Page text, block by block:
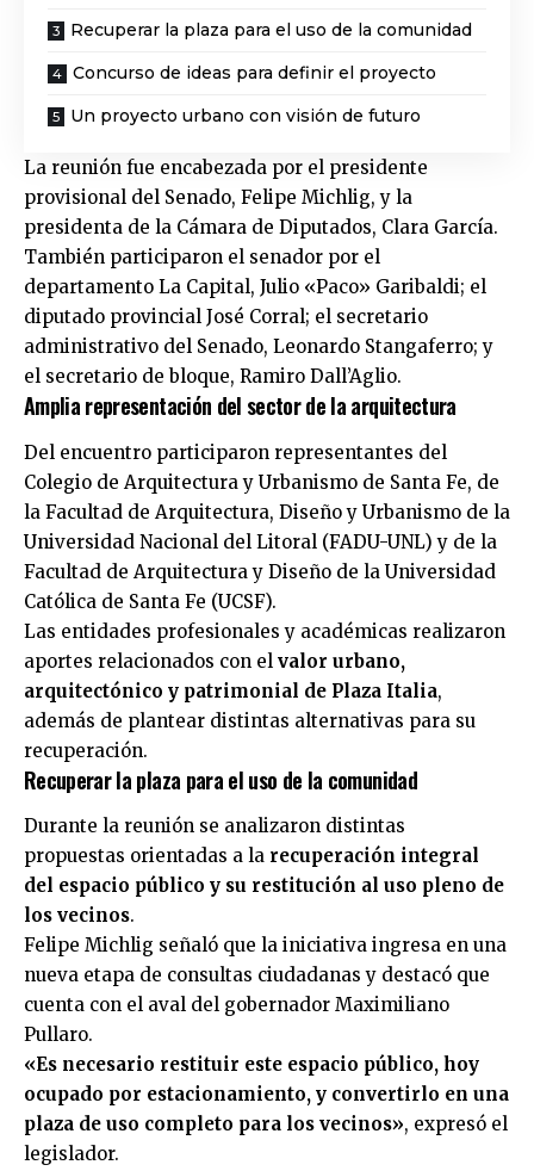
Recuperar la plaza para el uso de la comunidad
Concurso de ideas para definir el proyecto
Un proyecto urbano con visión de futuro
La reunión fue encabezada por el presidente
provisional del Senado, Felipe Michlig, y la
presidenta de la Cámara de Diputados, Clara García.
También participaron el senador por el
departamento La Capital, Julio «Paco» Garibaldi; el
diputado provincial José Corral; el secretario
administrativo del Senado, Leonardo Stangaferro; y
el secretario de bloque, Ramiro Dall’Aglio.
Amplia representación del sector de la arquitectura
Del encuentro participaron representantes del
Colegio de Arquitectura y Urbanismo de Santa Fe, de
la Facultad de Arquitectura, Diseño y Urbanismo de la
Universidad Nacional del Litoral (FADU-UNL) y de la
Facultad de Arquitectura y Diseño de la Universidad
Católica de Santa Fe (UCSF).
Las entidades profesionales y académicas realizaron
aportes relacionados con el valor urbano,
arquitectónico y patrimonial de Plaza Italia,
además de plantear distintas alternativas para su
recuperación.
Recuperar la plaza para el uso de la comunidad
Durante la reunión se analizaron distintas
propuestas orientadas a la recuperación integral
del espacio público y su restitución al uso pleno de
los vecinos.
Felipe Michlig señaló que la iniciativa ingresa en una
nueva etapa de consultas ciudadanas y destacó que
cuenta con el aval del gobernador Maximiliano
Pullaro.
«Es necesario restituir este espacio público, hoy
ocupado por estacionamiento, y convertirlo en una
plaza de uso completo para los vecinos», expresó el
legislador.